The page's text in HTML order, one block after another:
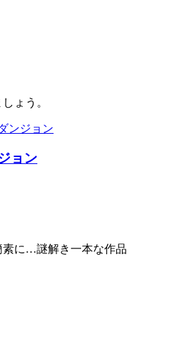
ょう。
ョン
素に…謎解き一本な作品